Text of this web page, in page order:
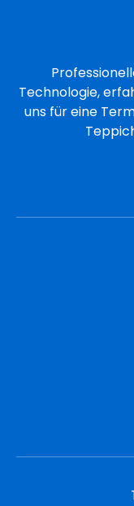
Technologie,
uns für eine